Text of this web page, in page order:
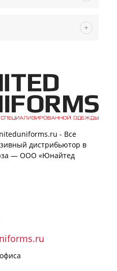
- Все
дистрибьютор в
— ООО «Юнайтед